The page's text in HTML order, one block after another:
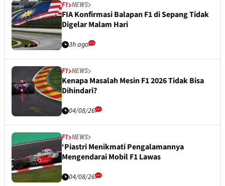
F1 NEWS
FIA Konfirmasi Balapan F1 di Sepang Tidak
Digelar Malam Hari
3h ago
F1 NEWS
Kenapa Masalah Mesin F1 2026 Tidak Bisa
Dihindari?
04/08/26
F1 NEWS
‘Piastri Menikmati Pengalamannya
Mengendarai Mobil F1 Lawas
04/08/26